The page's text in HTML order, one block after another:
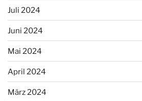
Juli 2024
Juni 2024
Mai 2024
April 2024
März 2024